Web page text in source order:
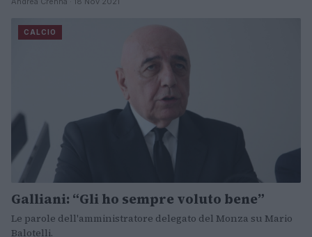
CALCIO
Galliani: “Gli ho sempre voluto bene”
Le parole dell'amministratore delegato del Monza su Mario
Balotelli.